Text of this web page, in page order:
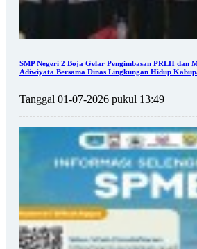
SMP Negeri 2 Boja Gelar Pengimbasan PRLH dan
Adiwiyata Bersama Dinas Lingkungan Hidup
Tanggal 01-07-2026 pukul 13:49